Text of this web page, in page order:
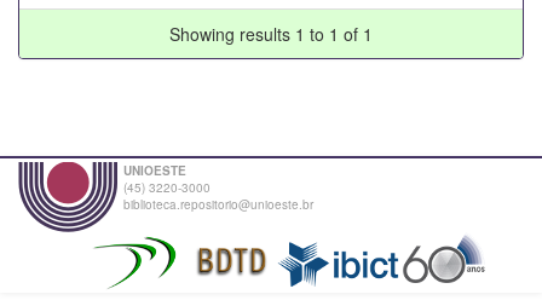
Showing results 1 to 1 of 1
UNIOESTE
(45) 3220-3000
biblioteca.repositorio@unioeste.br